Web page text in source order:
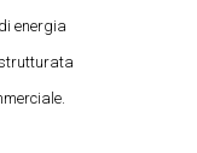
energia